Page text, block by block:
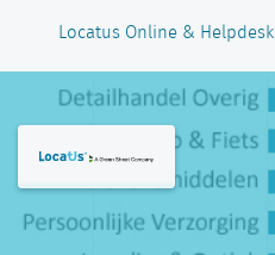
Locatus Online & Helpdesk